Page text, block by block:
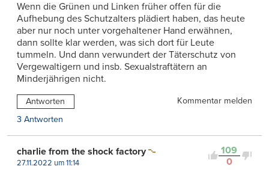
Wenn die Grünen und Linken früher offen für die
Aufhebung des Schutzalters plädiert haben, das heute
aber nur noch unter vorgehaltener Hand erwähnen,
dann sollte klar werden, was sich dort für Leute
tummeln. Und dann verwundert der Täterschutz von
Vergewaltigern und insb. Sexualstraftätern an
Minderjährigen nicht.
Antworten
Kommentar melden
3 Antworten
109
0
charlie from the shock factory
27.11.2022 um 11:14